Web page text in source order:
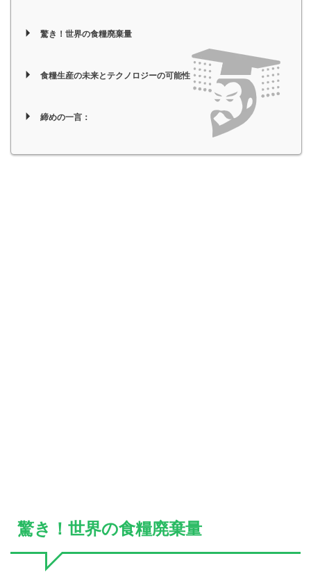
驚き！世界の食糧廃棄量
食糧生産の未来とテクノロジーの可能性
締めの一言：
驚き！世界の食糧廃棄量